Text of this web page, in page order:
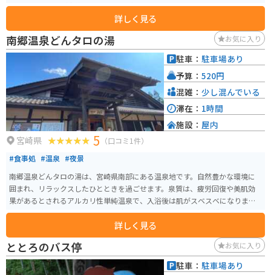
さ70mにも及ぶ断崖絶壁を見ることができ、圧巻の美しさです。 この地域
は、上から見ると馬の背のように見えることから「馬ヶ背」と名付けられま
した。高さ50メートル、幅10メートル、奥行きは200メートルほどの岩肌
は、その荒々しさから目もくらむほどです。日向岬展望台からは太平洋の大
パノラマを見ることができ、地球が丸いことを改めて実感できます。 また、
日向岬の柱状節理として国の天然記念物に指定されており、磯釣りの名所で
もあります。さらに、岬の付け根まで歩くと、日本海水浴場88選に選ばれた
海水浴ができるビーチやお土産を買う場所にもたどり着きます。四季折々の
美しさも魅力で、春には桜、初夏には山沿いに咲く紫陽花を眺めることがで
きます。 2022年4月には展望台がスケルトンの床となり、スリル満点のスポ
ットとなっています。そのすぐそばに十字の形をした「クルスの海」があ
り、ロマンチックで神秘的な雰囲気が漂います。
詳しく見る
南郷温泉どんタロの湯 お気に入り
宮崎県 5 （口コミ1件）
#食事処 #温泉 #夜景
南郷温泉どんタロの湯は、宮崎県南部にある温泉地です。自然豊かな環境に
囲まれ、リラックスしたひとときを過ごせます。泉質は、疲労回復や美肌効
果があるとされるアルカリ性単純温泉で、入浴後は肌がスベスベになりま
す。 施設内には露天風呂もあり、南国の景色を楽しみながら入浴できます。
また、近くには美味しい地元の料理を堪能できる食事処もあり、温泉とグル
メを同時に楽しめます。バイクで訪れる方には、周辺の絶景スポットや歴史
ある名所を巡る道が多いため、ツーリングにも最適です。駐車スペースも完
備されているため、ライダーにも安心。
詳しく見る
駐車： 駐車場あり
予算： 520円
混雑： 少し混んでいる
滞在： 1時間
施設： 屋内
ととろのバス停 お気に入り
駐車： 駐車場あり